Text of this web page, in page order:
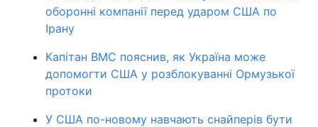
оборонні компанії перед ударом США по
Ірану
Капітан ВМС пояснив, як Україна може
допомогти США у розблокуванні Ормузької
протоки
У США по-новому навчають снайперів бути